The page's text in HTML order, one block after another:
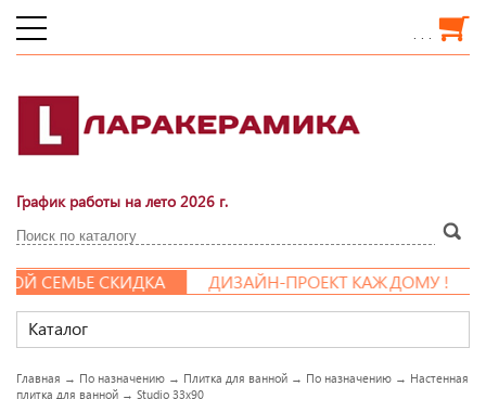
. . .
График работы на лето 2026 г.
СЕМЬЕ СКИДКА
ДИЗАЙН-ПРОЕКТ КАЖДОМУ !
Каталог
Главная → По назначению → Плитка для ванной → По назначению → Настенная
плитка для ванной → Studio 33x90